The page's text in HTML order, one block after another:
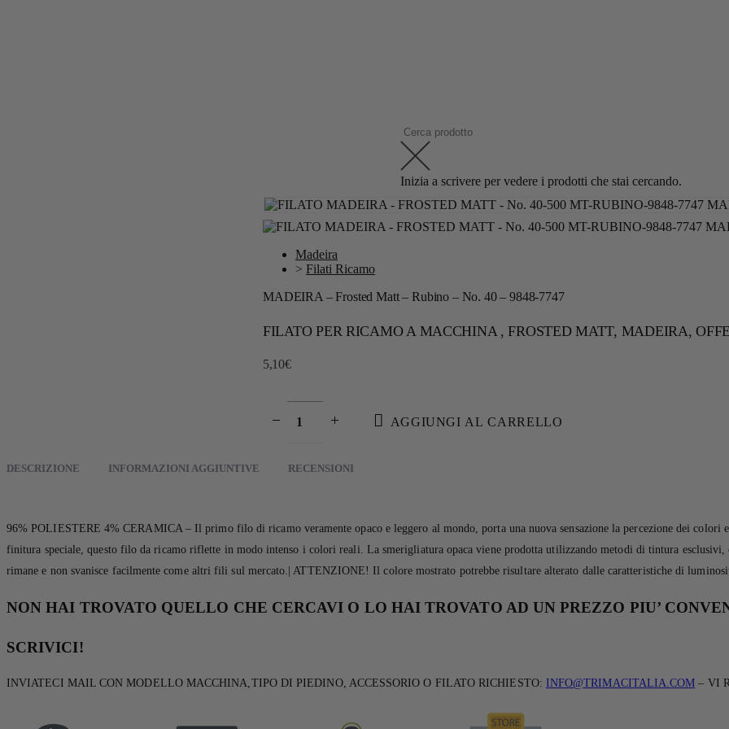
Inizia a scrivere per vedere i prodotti che stai cercando.
Madeira
> Filati Ricamo
MADEIRA – Frosted Matt – Rubino – No. 40 – 9848-7747
FILATO PER RICAMO A MACCHINA , FROSTED MATT, MADEIRA,
5,10€
AGGIUNGI AL CARRELLO
DESCRIZIONE INFORMAZIONI AGGIUNTIVE RECENSIONI
96% POLIESTERE 4% CERAMICA – Il primo filo di ricamo veramente opaco e leggero al mondo, porta una nuova sensazione la percezione dei colori
finitura speciale, questo filo da ricamo riflette in modo intenso i colori reali. La smerigliatura opaca viene prodotta utilizzando metodi di tintura esclusivi,
rimane e non svanisce facilmente come altri fili sul mercato.| ATTENZIONE! Il colore mostrato potrebbe risultare alterato dalle caratteristiche di
NON HAI TROVATO QUELLO CHE CERCAVI O LO HAI TROVATO AD UN PREZZO PIU’
SCRIVICI!
INVIATECI MAIL CON MODELLO MACCHINA,TIPO DI PIEDINO, ACCESSORIO O FILATO RICHIESTO: INFO@TRIMACITALIA.COM – VI